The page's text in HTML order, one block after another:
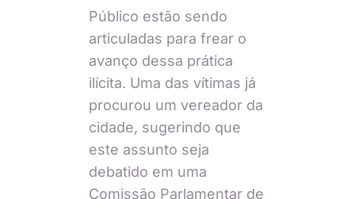
Público estão sendo
articuladas para frear o
avanço dessa prática
ilícita. Uma das vítimas já
procurou um vereador da
cidade, sugerindo que
este assunto seja
debatido em uma
Comissão Parlamentar de